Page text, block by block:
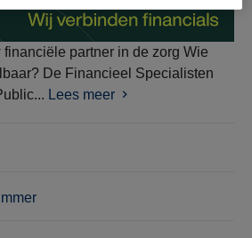
partner in de zorg Wie
De Financieel Specialisten
Lees meer